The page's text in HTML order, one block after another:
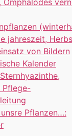
Omphalodes
jahreszeit,
von Bildern
Kalender
Pflege-
Pflanzen…: